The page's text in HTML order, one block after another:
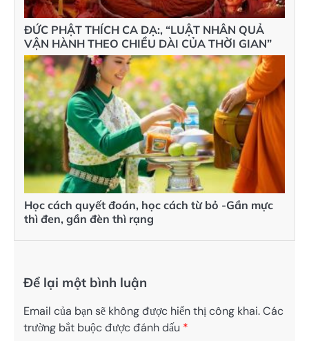
ĐỨC PHẬT THÍCH CA DẠ:, “LUẬT NHÂN QUẢ
VẬN HÀNH THEO CHIỀU DÀI CỦA THỜI GIAN”
Học cách quyết đoán, học cách từ bỏ -Gần mực
thì đen, gần đèn thì rạng
Để lại một bình luận
Email của bạn sẽ không được hiển thị công khai.Các
trường bắt buộc được đánh dấu *